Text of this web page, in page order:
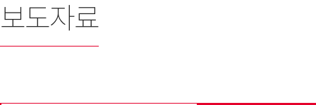
편리하게
한 곳에 모아 확인 할 수 있습니다.
보도자료